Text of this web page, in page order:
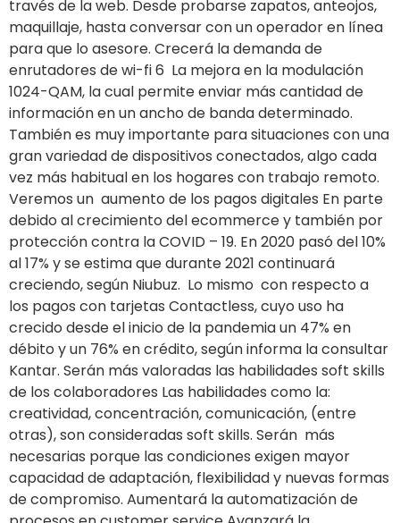
través de la web. Desde probarse zapatos, anteojos,
maquillaje, hasta conversar con un operador en línea
para que lo asesore. Crecerá la demanda de
enrutadores de wi-fi 6 La mejora en la modulación
1024-QAM, la cual permite enviar más cantidad de
información en un ancho de banda determinado.
También es muy importante para situaciones con una
gran variedad de dispositivos conectados, algo cada
vez más habitual en los hogares con trabajo remoto.
Veremos un aumento de los pagos digitales En parte
debido al crecimiento del ecommerce y también por
protección contra la COVID – 19. En 2020 pasó del 10%
al 17% y se estima que durante 2021 continuará
creciendo, según Niubuz. Lo mismo con respecto a
los pagos con tarjetas Contactless, cuyo uso ha
crecido desde el inicio de la pandemia un 47% en
débito y un 76% en crédito, según informa la consultar
Kantar. Serán más valoradas las habilidades soft skills
de los colaboradores Las habilidades como la:
creatividad, concentración, comunicación, (entre
otras), son consideradas soft skills. Serán más
necesarias porque las condiciones exigen mayor
capacidad de adaptación, flexibilidad y nuevas formas
de compromiso. Aumentará la automatización de